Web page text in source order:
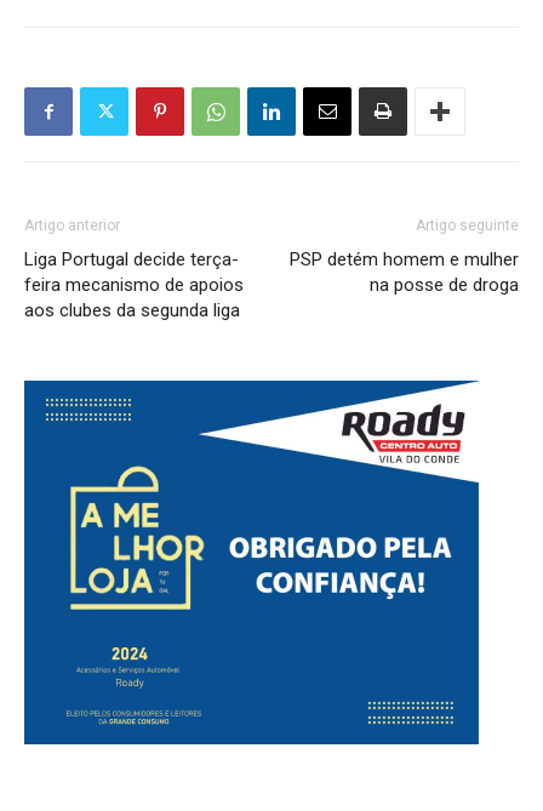
Artigo anterior
Liga Portugal decide terça-
feira mecanismo de apoios
aos clubes da segunda liga
Artigo seguinte
PSP detém homem e mulher
na posse de droga